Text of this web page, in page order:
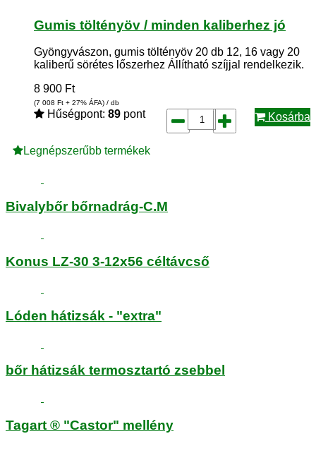
Gumis töltényöv / minden kaliberhez jó
Gyöngyvászon, gumis töltényöv 20 db 12, 16 vagy 20
kaliberű sörétes lőszerhez Állítható szíjjal rendelkezik.
8 900 Ft
(7 008 Ft + 27% ÁFA) / db
Hűségpont: 89 pont Kosárba
Legnépszerűbb termékek
Bivalybőr bőrnadrág-C.M
Konus LZ-30 3-12x56 céltávcső
Lóden hátizsák - "extra"
bőr hátizsák termosztartó zsebbel
Tagart ® "Castor" mellény